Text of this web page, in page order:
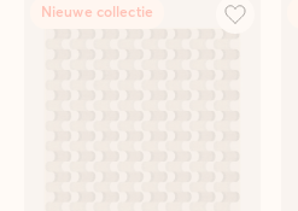
Nieuwe collectie